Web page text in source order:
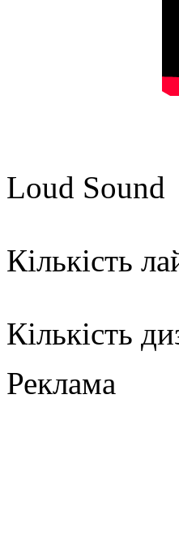
Loud Sound
Кількість
Кількість
Реклама